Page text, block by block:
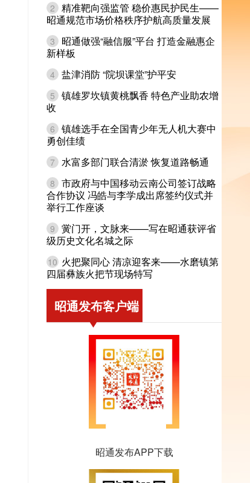
2 精准靶向强监管 稳价惠民护民生——
昭通规范市场价格秩序护航高质量发展
3
昭通做强“融信服”平台 打造金融惠企
新样板
4 盐津消防 “院坝课堂”护平安
5 镇雄罗坎镇黄桃飘香 特色产业助农增
收
6 镇雄选手在全国青少年无人机大赛中
勇创佳绩
7 水富多部门联合清淤 恢复道路畅通
8 市政府与中国移动云南公司签订战略
合作协议 冯皓与李学成出席签约仪式并
举行工作座谈
9 黉门开，文脉来——写在昭通获评省
级历史文化名城之际
10 火把聚同心 清凉迎客来——水磨镇第
四届彝族火把节现场特写
昭通发布客户端
昭通发布APP下载